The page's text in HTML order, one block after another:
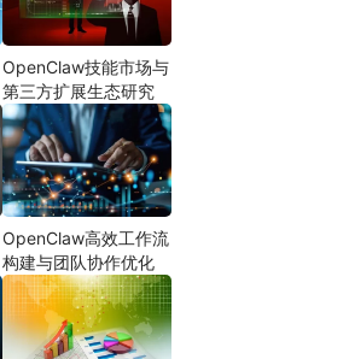
OpenClaw技能市场与
第三方扩展生态研究
OpenClaw高效工作流
构建与团队协作优化